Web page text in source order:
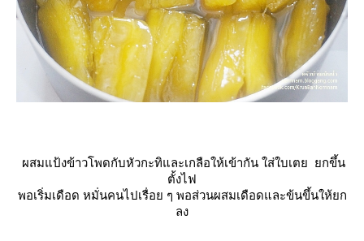
ผสมแป้งข้าวโพดกับหัวกะทิและเกลือให้เข้ากัน ใส่ใบเตย ยกขึ้น
ตั้งไฟ
พอเริ่มเดือด หมั่นคนไปเรื่อย ๆ พอส่วนผสมเดือดและข้นขึ้นให้ยก
ลง